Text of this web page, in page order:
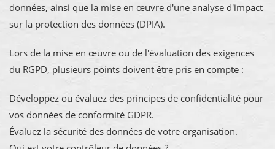
données, ainsi que la mise en œuvre d'une analyse d'impact
sur la protection des données (DPIA).
Lors de la mise en œuvre ou de l'évaluation des exigences
du RGPD, plusieurs points doivent être pris en compte :
Développez ou évaluez des principes de confidentialité pour
vos données de conformité GDPR.
Évaluez la sécurité des données de votre organisation.